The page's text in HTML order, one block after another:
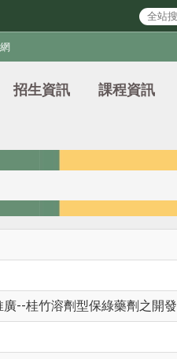
招生資訊 課程資訊
--桂竹溶劑型保綠藥劑之開發